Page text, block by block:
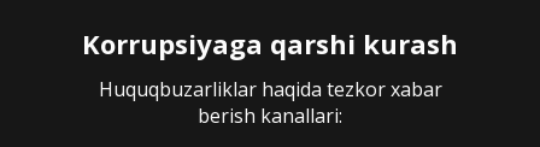
Korrupsiyaga qarshi kurash
Huquqbuzarliklar haqida tezkor xabar
berish kanallari: